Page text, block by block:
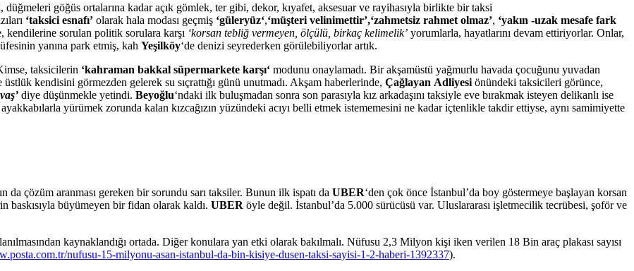
göğüs ortalarına kadar açık gömlek, ter gibi, dekor, kıyafet, aksesuar ve rayihasıyla birlikte bir taksi
‘taksici esnafı’ olarak hala modası geçmiş ‘güleryüz‘,‘müşteri velinimettir’,‘zahmetsiz rahmet olmaz’, ‘yakın -uzak mesafe fark
kendilerine sorulan politik sorulara karşı ‘korsan tebliğ vermeyen, ölçülü, birkaç kelimelik’ yorumlarla, hayatlarını devam ettiriyorlar. Onlar,
yanına park etmiş, kah Yeşilköy‘de denizi seyrederken görülebiliyorlar artık.
taksicilerin ‘kahraman bakkal süpermarkete karşı‘ modunu onaylamadı. Bir akşamüstü yağmurlu havada çocuğunu yuvadan
kendisini görmezden gelerek su sıçrattığı günü unutmadı. Akşam haberlerinde, Çağlayan Adliyesi önündeki taksicileri görünce,
diye düşünmekle yetindi. Beyoğlu‘ndaki ilk buluşmadan sonra son parasıyla kız arkadaşını taksiyle eve bırakmak isteyen delikanlı ise
yürümek zorunda kalan kızcağızın yüzündeki acıyı belli etmek istememesini ne kadar içtenlikle takdir ettiyse, aynı samimiyette
da çözüm aranması gereken bir sorundu sarı taksiler. Bunun ilk ispatı da UBER‘den çok önce İstanbul’da boy göstermeye başlayan korsan
baskısıyla büyümeyen bir fidan olarak kaldı. UBER öyle değil. İstanbul’da 5.000 sürücüsü var. Uluslararası işletmecilik tecrübesi, şoför ve
kaynaklandığı ortada. Diğer konulara yan etki olarak bakılmalı. Nüfusu 2,3 Milyon kişi iken verilen 18 Bin araç plakası sayısı
nufusu-15-milyonu-asan-istanbul-da-bin-kisiye-dusen-taksi-sayisi-1-2-haberi-1392337).